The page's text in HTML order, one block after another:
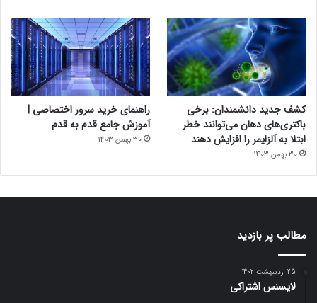
کشف جدید دانشمندان: برخی
باکتری‌های دهان می‌توانند خطر
ابتلا به آلزایمر را افزایش دهند
30 بهمن 1403
راهنمای خرید سرور اختصاصی |
آموزش جامع قدم به قدم
30 بهمن 1403
مطالب پر بازدید
25 اردیبهشت 1402
لایسنس اشتراکی